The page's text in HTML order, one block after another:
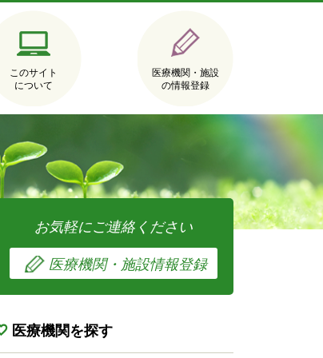
このサイト
について
医療機関・施設
の情報登録
お気軽にご連絡ください
医療機関・施設情報登録
医療機関を探す